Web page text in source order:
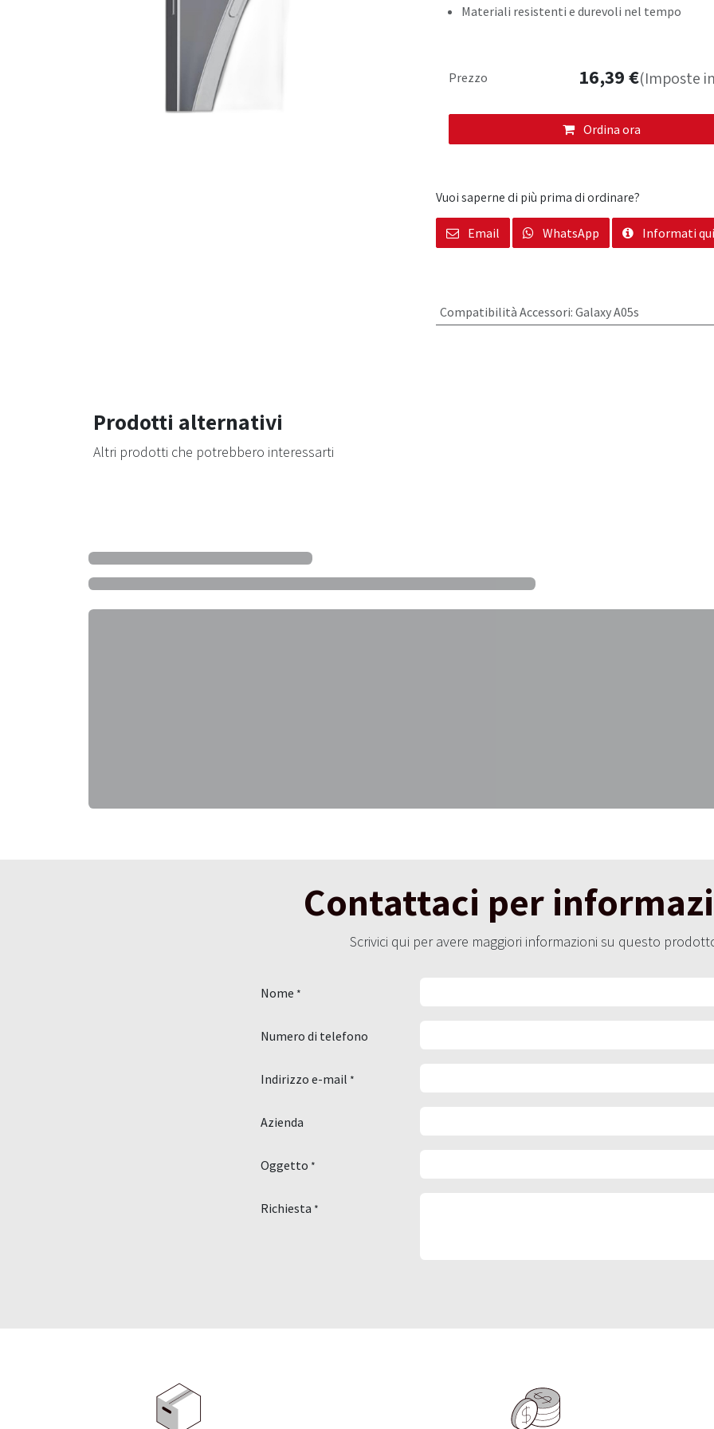
Materiali resistenti e durevoli nel tempo
Ordina ora
Prezzo 16,39€(Imposte
Vuoi saperne di più prima di ordinare?
Email WhatsApp Informati qui
Compatibilità Accessori: Galaxy A05s
Prodotti alternativi
Altri prodotti che potrebbero interessarti
Contattaci per
Scrivici qui per avere maggiori informazioni su questo
Nome *
Numero di telefono
Indirizzo e-mail *
Azienda
Oggetto *
Richiesta *